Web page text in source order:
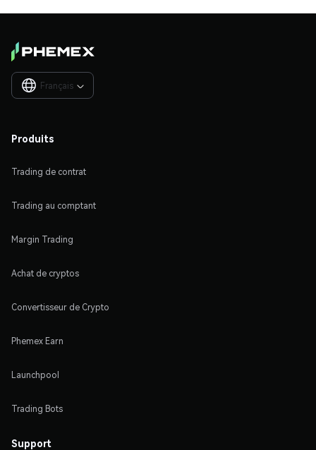
Français 
Produits
Trading de contrat
Trading au comptant
Margin Trading
Achat de cryptos
Convertisseur de Crypto
Phemex Earn
Launchpool
Trading Bots
Support